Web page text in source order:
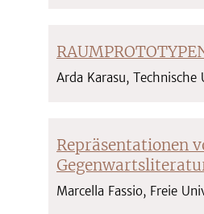
Arda Karasu,
Repräsentationen
Marcella Fassio, Freie